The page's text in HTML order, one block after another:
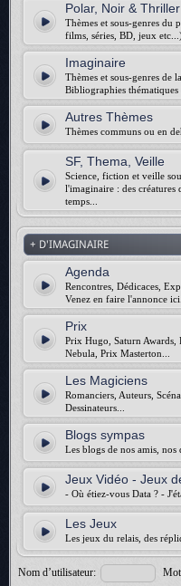
Polar, Noir & Thriller
Thèmes et sous-genres du
films, séries, BD, jeux
Imaginaire
Thèmes et sous-genres de
Bibliographies
Autres Thèmes
Thèmes communs ou en
SF, Thema, Veille
Science, fiction et veille
l'imaginaire : des créatures
temps...
+ D'IMAGINAIRE
Agenda
Rencontres, Dédicaces,
Venez en faire l'annonce
Prix
Prix Hugo, Saturn
Nebula, Prix Masterton...
Les Magiciens
Romanciers, Auteurs,
Dessinateurs...
Blogs sympas
Les blogs de nos amis,
Jeux Vidéo - Jeux
- Où étiez-vous Data ? -
Les Jeux
Les jeux du relais, des
Nom d’utilisateur: Mot